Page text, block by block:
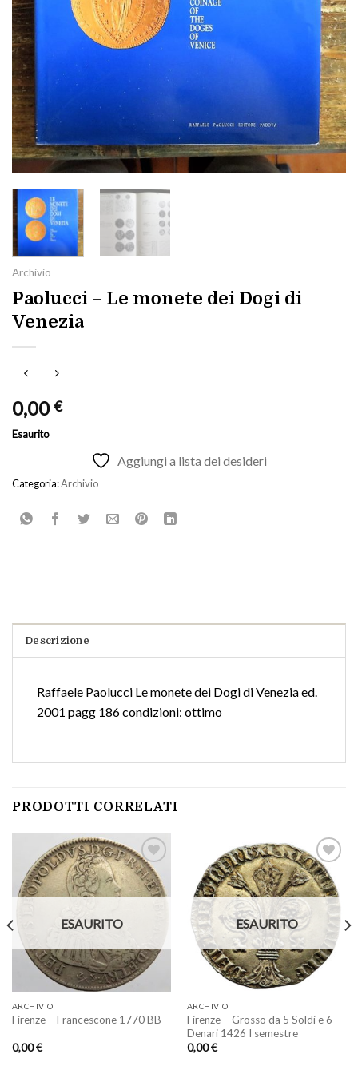
Archivio
Paolucci – Le monete dei Dogi di
Venezia
0,00€
Esaurito
Aggiungi a lista dei desideri
Categoria:Archivio
Descrizione
Raffaele Paolucci Le monete dei Dogi di Venezia ed.
2001 pagg 186 condizioni: ottimo
PRODOTTI CORRELATI
ESAURITO
ARCHIVIO
Firenze – Francescone 1770 BB
0,00€
Aggiungi
a lista
desideri
ESAURITO
ARCHIVIO
Firenze – Grosso da 5 Soldi e 6
Denari 1426 I semestre
0,00€